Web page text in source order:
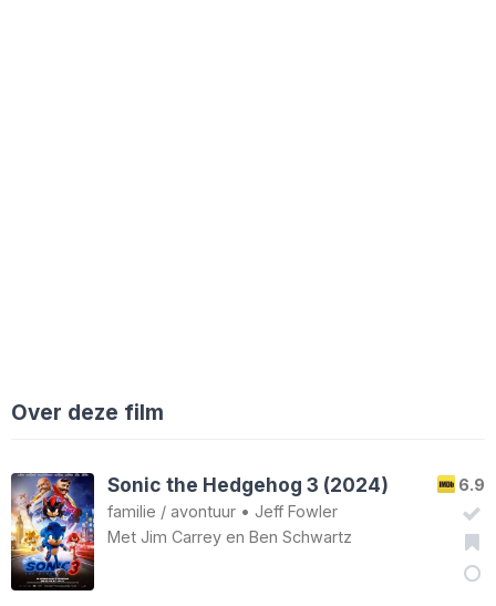
Over deze film
6.9
Sonic the Hedgehog 3 (2024)
familie / avontuur • Jeff Fowler
Met Jim Carrey en Ben Schwartz